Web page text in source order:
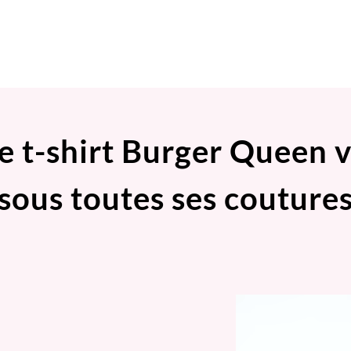
t-shirt Burger Queen
toutes ses